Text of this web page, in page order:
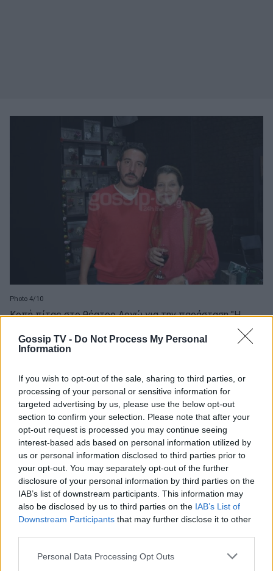
Gossip TV - Do Not Process My Personal
Information
If you wish to opt-out of the sale, sharing to third parties, or
processing of your personal or sensitive information for
targeted advertising by us, please use the below opt-out
section to confirm your selection. Please note that after your
opt-out request is processed you may continue seeing
interest-based ads based on personal information utilized by
us or personal information disclosed to third parties prior to
your opt-out. You may separately opt-out of the further
disclosure of your personal information by third parties on the
IAB’s list of downstream participants. This information may
also be disclosed by us to third parties on the IAB’s List of
Downstream Participants that may further disclose it to other
Personal Data Processing Opt Outs
Photo 4/10
Κοπή πίτας στο θέατρο Αργώ για την παράσταση "Η
Photo 5/10